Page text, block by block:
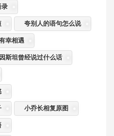
录
夸别人的语句怎么说
幸相遇
斯坦曾经说过什么话
小乔长相复原图